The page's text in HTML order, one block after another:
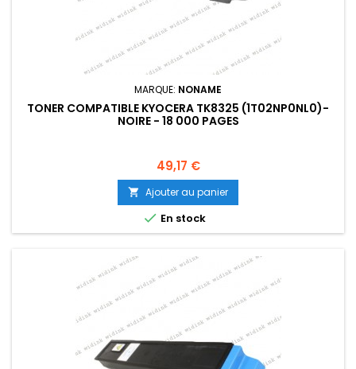
MARQUE: NONAME
TONER COMPATIBLE KYOCERA TK8325 (1T02NP0NL0)-
NOIRE - 18 000 PAGES
Prix
49,17 €
 Ajouter au panier
 En stock